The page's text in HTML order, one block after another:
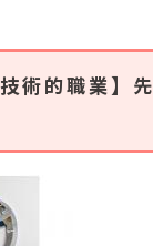
技術的職業】